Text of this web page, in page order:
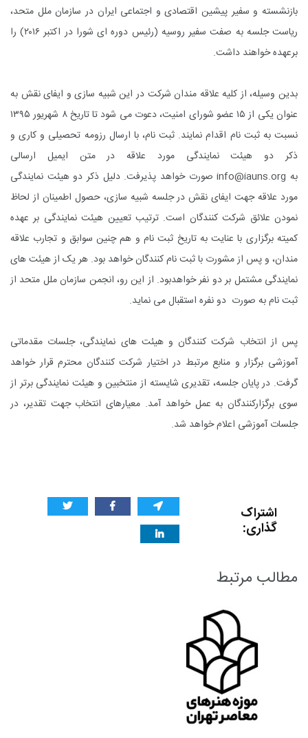
بازنشسته و سفیر پیشین اقتصادی و اجتماعی ایران در سازمان ملل متحد،
ریاست جلسه به صفت سفیر روسیه (رئیس دوره ای شورا در اکتبر ۲۰۱۶) را
برعهده خواهند داشت.
بدین وسیله، از کلیه علاقه مندان شرکت در این شبیه سازی و ایفای نقش به
عنوان یکی از ۱۵ عضو شورای امنیت، دعوت می شود تا تاریخ ۸ شهریور ۱۳۹۵
نسبت به ثبت نام اقدام نمایند. ثبت نام، با ارسال رزومه تحصیلی و کاری و
ذکر دو هیئت نمایندگی مورد علاقه در متن ایمیل ارسالی
بهinfo@iauns.org صورت خواهد پذیرفت. دلیل ذکر دو هیئت نمایندگی
مورد علاقه جهت ایفای نقش در جلسه شبیه سازی، حصول اطمینان از لحاظ
نمودن علائق شرکت کنندگان است. ترتیب تعیین هیئت نمایندگی بر عهده
کمیته برگزاری با عنایت به تاریخ ثبت نام و هم چنین سوابق و تجارب علاقه
مندان، و پس از مشورت با ثبت نام کنندگان خواهد بود. هر یک از هیئت های
نمایندگی مشتمل بر دو نفر خواهدبود. از این رو، انجمن سازمان ملل متحد از
ثبت نام به صورت دو نفره استقبال می نماید.
پس از انتخاب شرکت کنندگان و هیئت های نمایندگی، جلسات مقدماتی
آموزشی برگزار و منابع مرتبط در اختیار شرکت کنندگان محترم قرار خواهد
گرفت. در پایان جلسه، تقدیری شایسته از منتخبین و هیئت نمایندگی برتر از
سوی برگزارکنندگان به عمل خواهد آمد. معیارهای انتخاب جهت تقدیر، در
جلسات آموزشی اعلام خواهد شد.
اشتراک
گذاری:
مطالب مرتبط